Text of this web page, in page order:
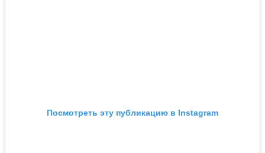
Посмотреть эту публикацию в Instagram